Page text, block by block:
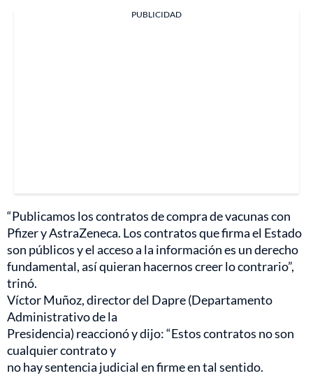
PUBLICIDAD
“Publicamos los contratos de compra de vacunas con
Pfizer y AstraZeneca. Los contratos que firma el Estado
son públicos y el acceso a la información es un derecho
fundamental, así quieran hacernos creer lo contrario”,
trinó.
Víctor Muñoz, director del Dapre (Departamento
Administrativo de la
Presidencia) reaccionó y dijo: “Estos contratos no son
cualquier contrato y
no hay sentencia judicial en firme en tal sentido.